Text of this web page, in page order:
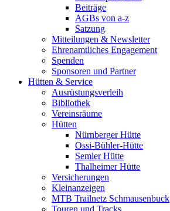
Beiträge
AGBs von a-z
Satzung
Mitteilungen & Newsletter
Ehrenamtliches Engagement
Spenden
Sponsoren und Partner
Hütten & Service
Ausrüstungsverleih
Bibliothek
Vereinsräume
Hütten
Nürnberger Hütte
Ossi-Bühler-Hütte
Semler Hütte
Thalheimer Hütte
Versicherungen
Kleinanzeigen
MTB Trailnetz Schmausenbuck
Touren und Tracks